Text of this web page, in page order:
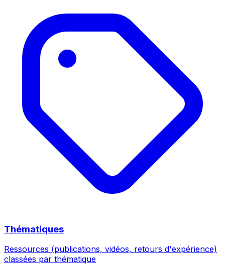
Thématiques
Ressources (publications, vidéos, retours d'expérience)
classées par thématique